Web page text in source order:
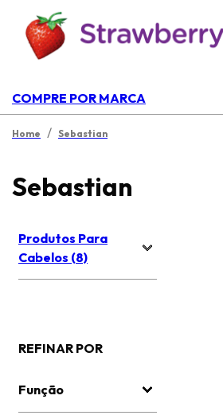
COMPRE POR MARCA
Home / Sebastian
Sebastian
Produtos Para
Cabelos (8)
REFINAR POR
Função